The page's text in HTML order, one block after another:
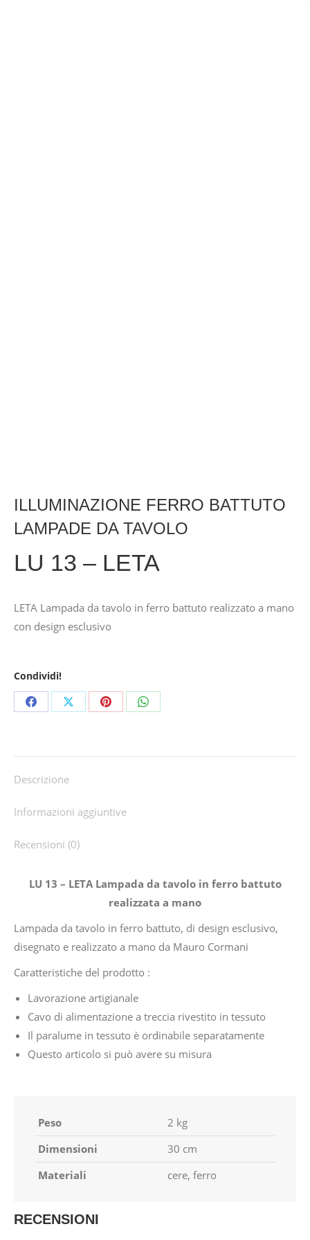
ILLUMINAZIONE FERRO BATTUTO
LAMPADE DA TAVOLO
LU 13 – LETA
LETA Lampada da tavolo in ferro battuto realizzato a mano
con design esclusivo
Condividi!
Share
Facebook
Share
X
Share
Pinterest
Share
WhatsApp
Descrizione
Informazioni aggiuntive
Recensioni (0)
LU 13 – LETA Lampada da tavolo in ferro battuto
realizzata a mano
Lampada da tavolo in ferro battuto, di design esclusivo,
disegnato e realizzato a mano da Mauro Cormani
Caratteristiche del prodotto :
Lavorazione artigianale
Cavo di alimentazione a treccia rivestito in tessuto
Il paralume in tessuto è ordinabile separatamente
Questo articolo si può avere su misura
Peso
2 kg
Dimensioni
30 cm
Materiali
cere, ferro
RECENSIONI